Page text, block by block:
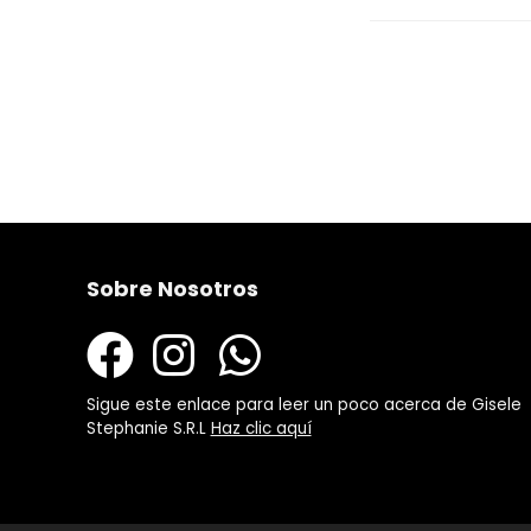
Sobre Nosotros
Sigue este enlace para leer un poco acerca de Gisele
Stephanie S.R.L Haz clic aquí